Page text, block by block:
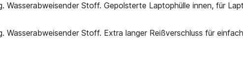
Stoff. Gepolsterte Laptophülle innen, für
Stoff. Extra langer Reißverschluss für